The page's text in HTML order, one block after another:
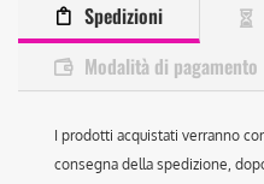
Spedizioni
Modalità di pagamento
I prodotti acquistati verranno
consegna della spedizione,